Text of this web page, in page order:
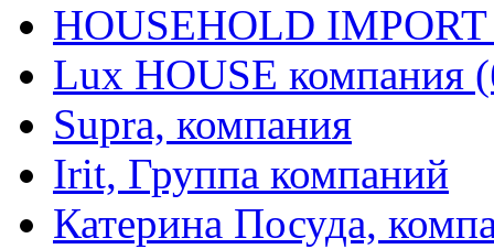
HOUSEHOLD
Lux HOUSE компания
Supra, компания
Irit, Группа компаний
Катерина Посуда,